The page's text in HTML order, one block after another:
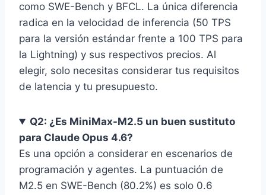
como SWE-Bench y BFCL. La única diferencia
radica en la velocidad de inferencia (50 TPS
para la versión estándar frente a 100 TPS para
la Lightning) y sus respectivos precios. Al
elegir, solo necesitas considerar tus requisitos
de latencia y tu presupuesto.
Q2: ¿Es MiniMax-M2.5 un buen sustituto
para Claude Opus 4.6?
Es una opción a considerar en escenarios de
programación y agentes. La puntuación de
M2.5 en SWE-Bench (80.2%) es solo 0.6